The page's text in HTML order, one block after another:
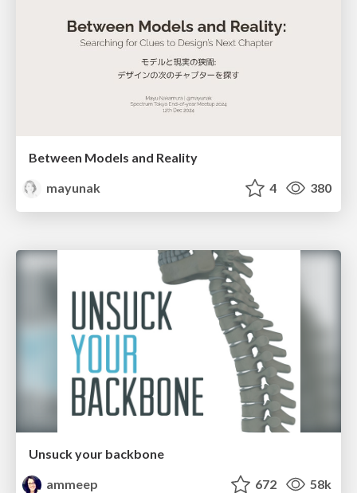
Between Models and Reality
mayunak
4 380
Unsuck your backbone
ammeep
672 58k